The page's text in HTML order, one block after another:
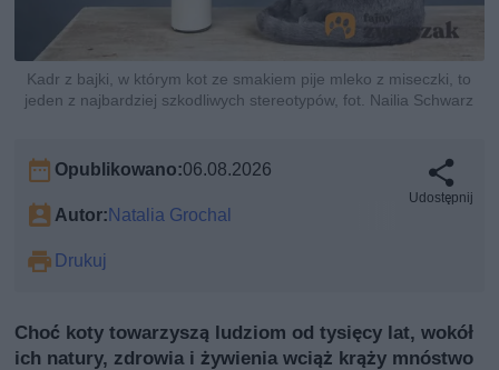
Kadr z bajki, w którym kot ze smakiem pije mleko z miseczki, to
jeden z najbardziej szkodliwych stereotypów, fot. Nailia Schwarz
Opublikowano:06.08.2026
Autor:Natalia Grochal
Drukuj
Udostępnij
Choć koty towarzyszą ludziom od tysięcy lat, wokół
ich natury, zdrowia i żywienia wciąż krąży mnóstwo